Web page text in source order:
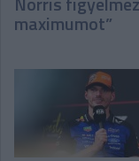
maximumot”